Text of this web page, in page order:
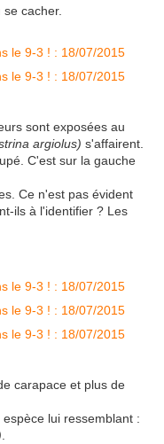
cacher.
sont exposées au
argiolus) s'affairent.
C'est sur la gauche
Ce n'est pas évident
ils à l'identifier ? Les
carapace et plus de
espèce lui ressemblant :